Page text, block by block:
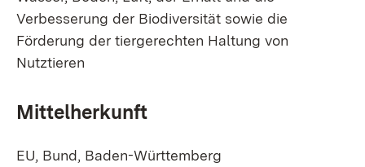
Verbesserung der Biodiversität sowie die
Förderung der tiergerechten Haltung von
Nutztieren
Mittelherkunft
EU, Bund, Baden-Württemberg